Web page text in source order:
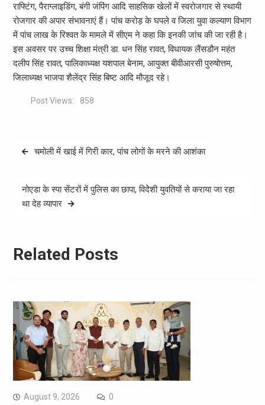
राफ्टिंग, पैराग्लाइडिंग, बंगी जंपिंग आदि साहसिक खेलों में स्वरोजगार से स्थायी
रोजगार की अपार संभावनाएं हैं। पांच करोड़ के घपले व जिला युवा कल्याण विभाग
में पांच लाख के रिश्वत के मामले में सीएम ने कहा कि इनकी जांच की जा रही है।
इस अवसर पर उच्च शिक्षा मंत्री डा. धन सिंह रावत, विधायक लैंसडौन महंत
दलीप सिंह रावत, पालिकाध्यक्ष यशपाल बेनाम, आयुक्त बीवीआरसी पुरुषोत्तम,
जिलाध्यक्ष भाजपा शैलेंद्र सिंह बिष्ट आदि मौजूद रहे।
Post Views: 858
Postचमोली में खाई में गिरी कार, पांच लोगों के मरने की आशंका
नोएडा के स्पा सेंटरों में पुलिस का छापा, विदेेशी युवतियों से कराया जा रहा
था देह व्यापार
Related Posts
August 9, 2026 0